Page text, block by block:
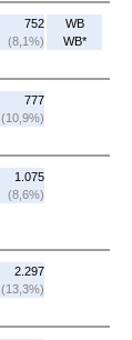
752
(8,1%)
WB
WB*
777
(10,9%)
1.075
(8,6%)
2.297
(13,3%)